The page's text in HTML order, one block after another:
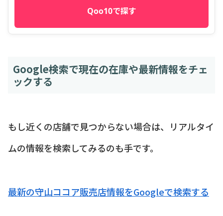
Qoo10で探す
Google検索で現在の在庫や最新情報をチェ
ックする
もし近くの店舗で見つからない場合は、リアルタイ
ムの情報を検索してみるのも手です。
最新の守山ココア販売店情報をGoogleで検索する